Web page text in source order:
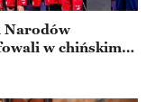
Narodów
w chińskim